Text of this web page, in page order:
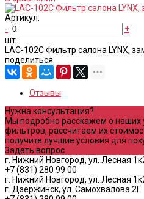
Артикул:
-
+
шт.
LAC-102C Фильтр салона LYNX,
поделиться
Отзывы
Нужна консультация?
Мы подробно расскажем о наших
фильтров, рассчитаем их
получите лучшие условия для
Задать вопрос
г. Нижний Новгород, ул. Лесная
+7 (831) 280 99 00
г. Нижний Новгород, ул. Лесная
г. Дзержинск, ул. Самохвалова 2Г